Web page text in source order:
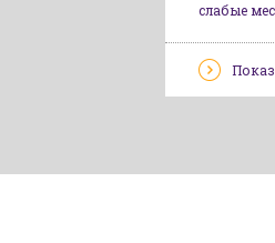
слабые